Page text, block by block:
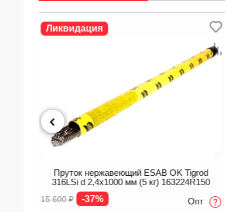
Ликвидация
Пруток нержавеющий ESAB OK Tigrod 308L
d 1,6х1000 мм (5 кг) 161016R150
16 500 ₽ -47%
Опт